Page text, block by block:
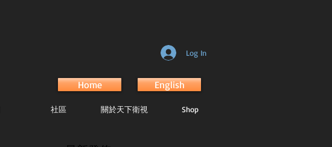
Log In
Home English
社區 關於天下衛視 Shop